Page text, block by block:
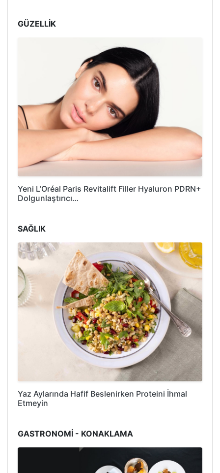
GÜZELLİK
Yeni L’Oréal Paris Revitalift Filler Hyaluron PDRN+
Dolgunlaştırıcı…
SAĞLIK
Yaz Aylarında Hafif Beslenirken Proteini İhmal
Etmeyin
GASTRONOMİ - KONAKLAMA